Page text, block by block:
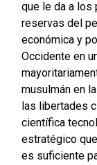
que le da a los
reservas del
económica y
Occidente en
musulmán en
las libertades
científica
estratégico
es suficiente